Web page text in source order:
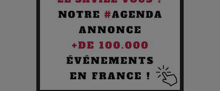
Cibles des Hackers
Les 3 meilleures destinations pour des vacances sportives
Quand l'Opéra Rencontre l'IA : Lola Volonakis, l'Artiste du